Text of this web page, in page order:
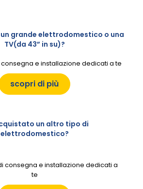
grande elettrodomestico o una
TV(da 43” in su)?
consegna e installazione dedicati a te
scopri di più
un altro tipo di
elettrodomestico?
consegna e installazione dedicati a
te